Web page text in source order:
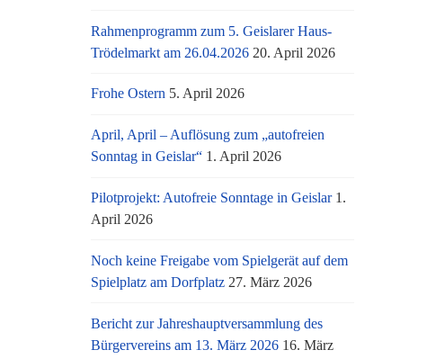
Rahmenprogramm zum 5. Geislarer Haus-
Trödelmarkt am 26.04.2026 20. April 2026
Frohe Ostern 5. April 2026
April, April – Auflösung zum „autofreien
Sonntag in Geislar“ 1. April 2026
Pilotprojekt: Autofreie Sonntage in Geislar 1.
April 2026
Noch keine Freigabe vom Spielgerät auf dem
Spielplatz am Dorfplatz 27. März 2026
Bericht zur Jahreshauptversammlung des
Bürgervereins am 13. März 2026 16. März